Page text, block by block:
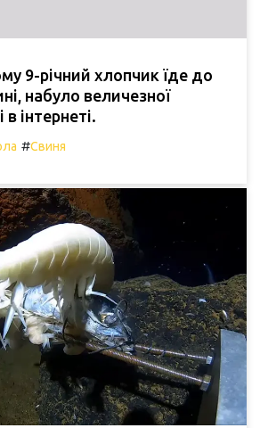
9-річний хлопчик їде до
набуло величезної
інтернеті.
#Свиня